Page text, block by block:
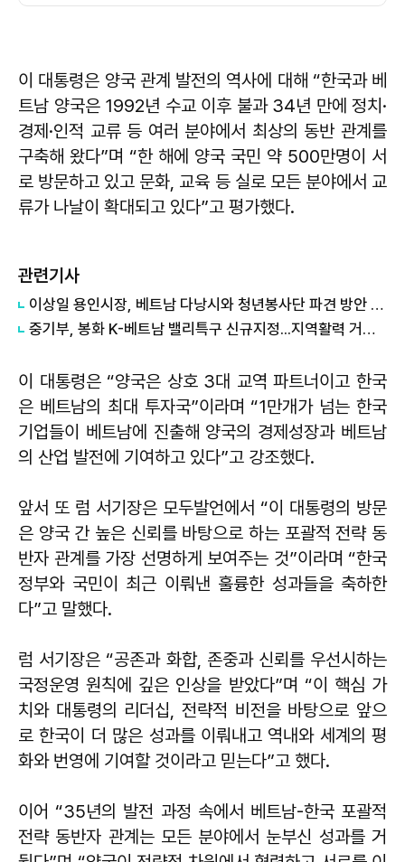
이 대통령은 양국 관계 발전의 역사에 대해 “한국과 베
트남 양국은 1992년 수교 이후 불과 34년 만에 정치·
경제·인적 교류 등 여러 분야에서 최상의 동반 관계를
구축해 왔다”며 “한 해에 양국 국민 약 500만명이 서
로 방문하고 있고 문화, 교육 등 실로 모든 분야에서 교
류가 나날이 확대되고 있다”고 평가했다.
관련기사
이상일 용인시장, 베트남 다낭시와 청년봉사단 파견 방안 논의
중기부, 봉화 K-베트남 밸리특구 신규지정...지역활력 거점 조성
이 대통령은 “양국은 상호 3대 교역 파트너이고 한국
은 베트남의 최대 투자국”이라며 “1만개가 넘는 한국
기업들이 베트남에 진출해 양국의 경제성장과 베트남
의 산업 발전에 기여하고 있다”고 강조했다.
앞서 또 럼 서기장은 모두발언에서 “이 대통령의 방문
은 양국 간 높은 신뢰를 바탕으로 하는 포괄적 전략 동
반자 관계를 가장 선명하게 보여주는 것”이라며 “한국
정부와 국민이 최근 이뤄낸 훌륭한 성과들을 축하한
다”고 말했다.
럼 서기장은 “공존과 화합, 존중과 신뢰를 우선시하는
국정운영 원칙에 깊은 인상을 받았다”며 “이 핵심 가
치와 대통령의 리더십, 전략적 비전을 바탕으로 앞으
로 한국이 더 많은 성과를 이뤄내고 역내와 세계의 평
화와 번영에 기여할 것이라고 믿는다”고 했다.
이어 “35년의 발전 과정 속에서 베트남-한국 포괄적
전략 동반자 관계는 모든 분야에서 눈부신 성과를 거